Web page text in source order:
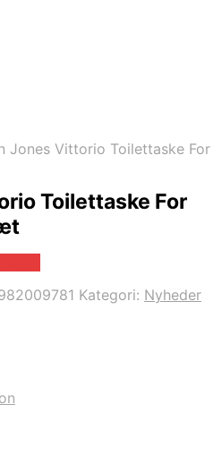
Jones Vittorio Toilettaske For
Toilettaske For
Kategori: Nyheder